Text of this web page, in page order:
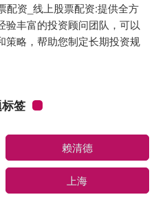
配资_线上股票配资:提供全方
验丰富的投资顾问团队，可以
策略，帮助您制定长期投资规
签
赖清德
上海